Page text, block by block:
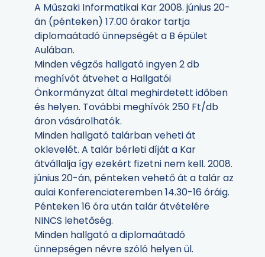
A Műszaki Informatikai Kar 2008. június 20-
án (pénteken) 17.00 órakor tartja
diplomaátadó ünnepségét a B épület
Aulában.
Minden végzős hallgató ingyen 2 db
meghívót átvehet a Hallgatói
Önkormányzat által meghirdetett időben
és helyen. További meghívók 250 Ft/db
áron vásárolhatók.
Minden hallgató talárban veheti át
oklevelét. A talár bérleti díját a Kar
átvállalja így ezekért fizetni nem kell. 2008.
június 20-án, pénteken vehető át a talár az
aulai Konferenciateremben 14.30-16 óráig.
Pénteken 16 óra után talár átvételére
NINCS lehetőség.
Minden hallgató a diplomaátadó
ünnepségen névre szóló helyen ül.